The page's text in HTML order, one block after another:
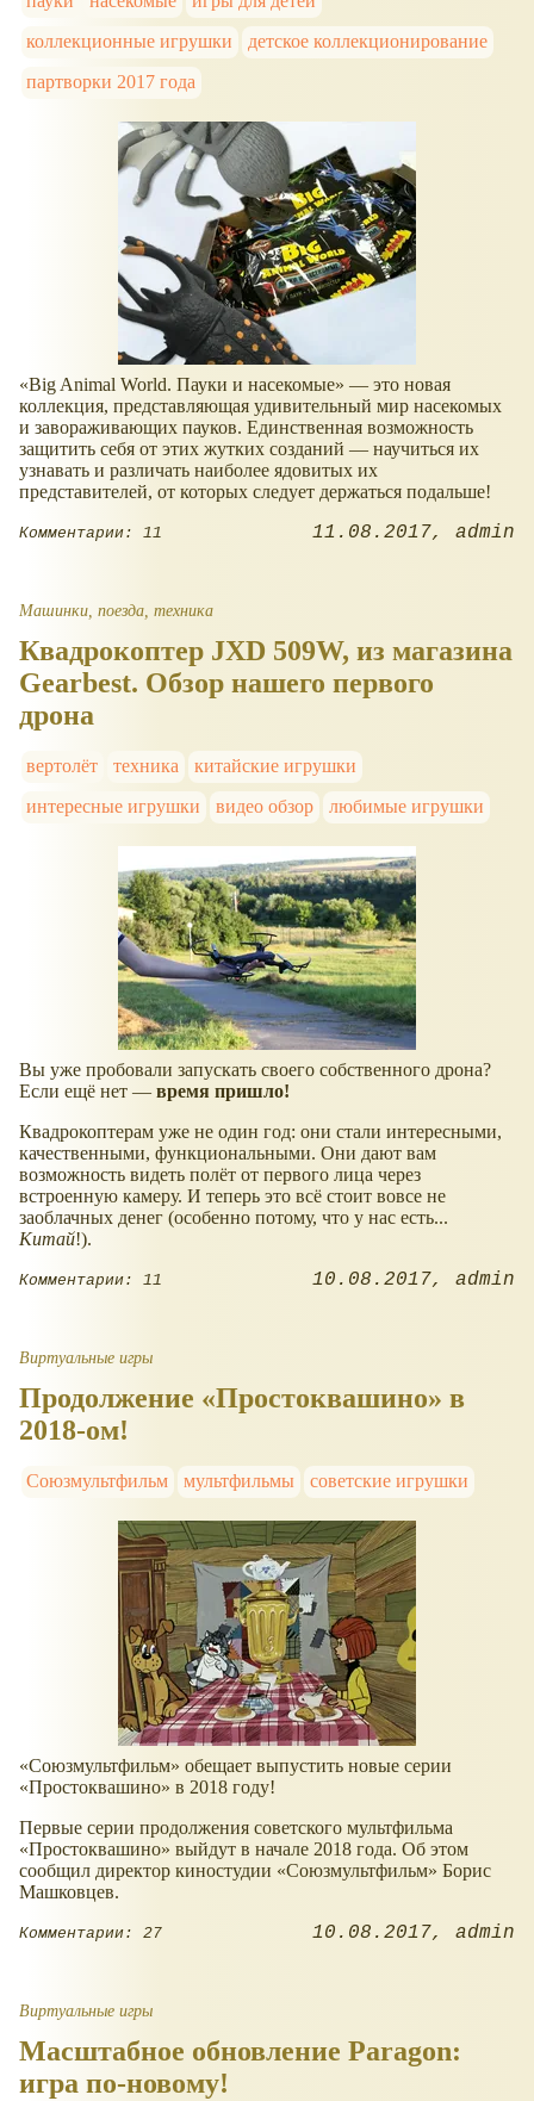
коллекционные игрушки
детское коллекционирование
партворки 2017 года
«Big Animal World. Пауки и насекомые» — это новая
коллекция, представляющая удивительный мир насекомых
и завораживающих пауков. Единственная возможность
защитить себя от этих жутких созданий — научиться их
узнавать и различать наиболее ядовитых их
представителей, от которых следует держаться подальше!
Комментарии: 11 11.08.2017 admin
Машинки, поезда, техника
Квадрокоптер JXD 509W, из магазина
Gearbest. Обзор нашего первого
дрона
вертолёт техника
китайские игрушки
интересные игрушки
видео обзор любимые игрушки
Вы уже пробовали запускать своего собственного дрона?
Если ещё нет — время пришло!
Квадрокоптерам уже не один год: они стали интересными,
качественными, функциональными. Они дают вам
возможность видеть полёт от первого лица через
встроенную камеру. И теперь это всё стоит вовсе не
заоблачных денег (особенно потому, что у нас есть...
Китай!).
Комментарии: 11 10.08.2017 admin
Виртуальные игры
Продолжение «Простоквашино» в
2018-ом!
Союзмультфильм мультфильмы советские игрушки
«Союзмультфильм» обещает выпустить новые серии
«Простоквашино» в 2018 году!
Первые серии продолжения советского мультфильма
«Простоквашино» выйдут в начале 2018 года. Об этом
сообщил директор киностудии «Союзмультфильм» Борис
Машковцев.
Комментарии: 27 10.08.2017 admin
Виртуальные игры
Масштабное обновление Paragon:
игра по-новому!